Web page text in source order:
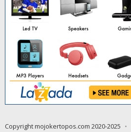
Copyright mojokertopos.com 2020-2025